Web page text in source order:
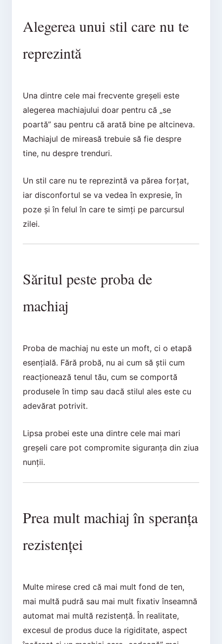
Alegerea unui stil care nu te
reprezintă
Una dintre cele mai frecvente greșeli este
alegerea machiajului doar pentru că „se
poartă” sau pentru că arată bine pe altcineva.
Machiajul de mireasă trebuie să fie despre
tine, nu despre trenduri.
Un stil care nu te reprezintă va părea forțat,
iar disconfortul se va vedea în expresie, în
poze și în felul în care te simți pe parcursul
zilei.
Săritul peste proba de
machiaj
Proba de machiaj nu este un moft, ci o etapă
esențială. Fără probă, nu ai cum să știi cum
reacționează tenul tău, cum se comportă
produsele în timp sau dacă stilul ales este cu
adevărat potrivit.
Lipsa probei este una dintre cele mai mari
greșeli care pot compromite siguranța din ziua
nunții.
Prea mult machiaj în speranța
rezistenței
Multe mirese cred că mai mult fond de ten,
mai multă pudră sau mai mult fixativ înseamnă
automat mai multă rezistență. În realitate,
excesul de produs duce la rigiditate, aspect